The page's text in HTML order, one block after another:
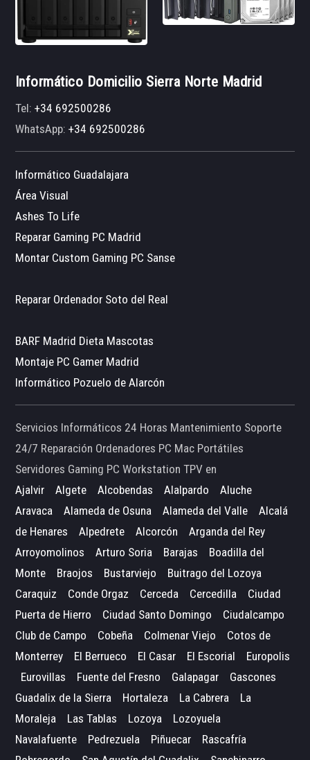
Informático Domicilio Sierra Norte Madrid
Tel:+34 692500286
WhatsApp:+34 692500286
Informático Guadalajara
Área Visual
Ashes To Life
Reparar Gaming PC Madrid
Montar Custom Gaming PC Sanse
Reparar Ordenador Soto del Real
BARF Madrid Dieta Mascotas
Montaje PC Gamer Madrid
Informático Pozuelo de Alarcón
Servicios Informáticos 24 Horas Mantenimiento Soporte
24/7 Reparación Ordenadores PC Mac Portátiles
Servidores Gaming PC Workstation TPV en
Ajalvir
Algete Alcobendas Alalpardo
Aluche
Aravaca
Alameda de Osuna Alameda del Valle
Alcalá
de Henares
Alpedrete Alcorcón
Arganda del Rey
Arroyomolinos
Arturo Soria Barajas
Boadilla del
Monte
Braojos Bustarviejo
Buitrago del Lozoya
Caraquiz
Conde Orgaz Cerceda Cercedilla
Ciudad
Puerta de Hierro
Ciudad Santo Domingo
Ciudalcampo
Club de Campo
Cobeña Colmenar Viejo
Cotos de
Monterrey
El Berrueco El Casar El Escorial
Europolis
Eurovillas
Fuente del Fresno Galapagar
Gascones
Guadalix de la Sierra
Hortaleza La Cabrera
La
Moraleja
Las Tablas Lozoya
Lozoyuela
Navalafuente
Pedrezuela Piñuecar
Rascafría